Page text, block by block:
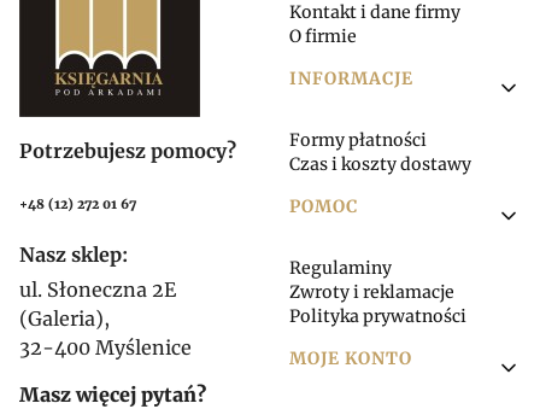
Potrzebujesz pomocy?
+48 (12) 272 01 67
Nasz sklep:
ul. Słoneczna 2E
(Galeria),
32-400 Myślenice
Masz więcej pytań?
Kontakt i dane firmy
O firmie
INFORMACJE
Formy płatności
Czas i koszty dostawy
POMOC
Regulaminy
Zwroty i reklamacje
Polityka prywatności
MOJE KONTO